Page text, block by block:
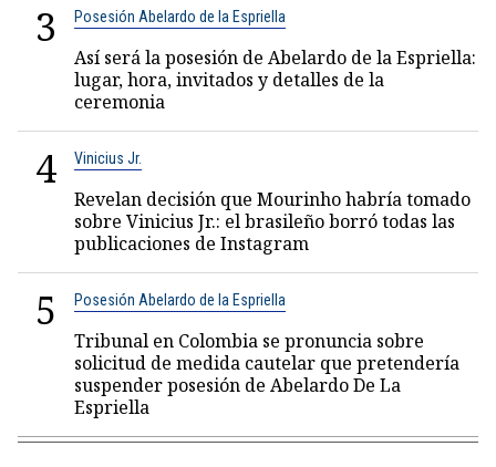
3 Posesión Abelardo de la Espriella
Así será la posesión de Abelardo de la Espriella:
lugar, hora, invitados y detalles de la
ceremonia
4 Vinicius Jr.
Revelan decisión que Mourinho habría tomado
sobre Vinicius Jr.: el brasileño borró todas las
publicaciones de Instagram
5 Posesión Abelardo de la Espriella
Tribunal en Colombia se pronuncia sobre
solicitud de medida cautelar que pretendería
suspender posesión de Abelardo De La
Espriella